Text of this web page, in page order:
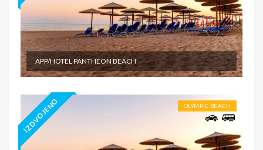
APP/HOTEL PANTHEON BEACH
IZDVOJENO OLYMPIC BEACH